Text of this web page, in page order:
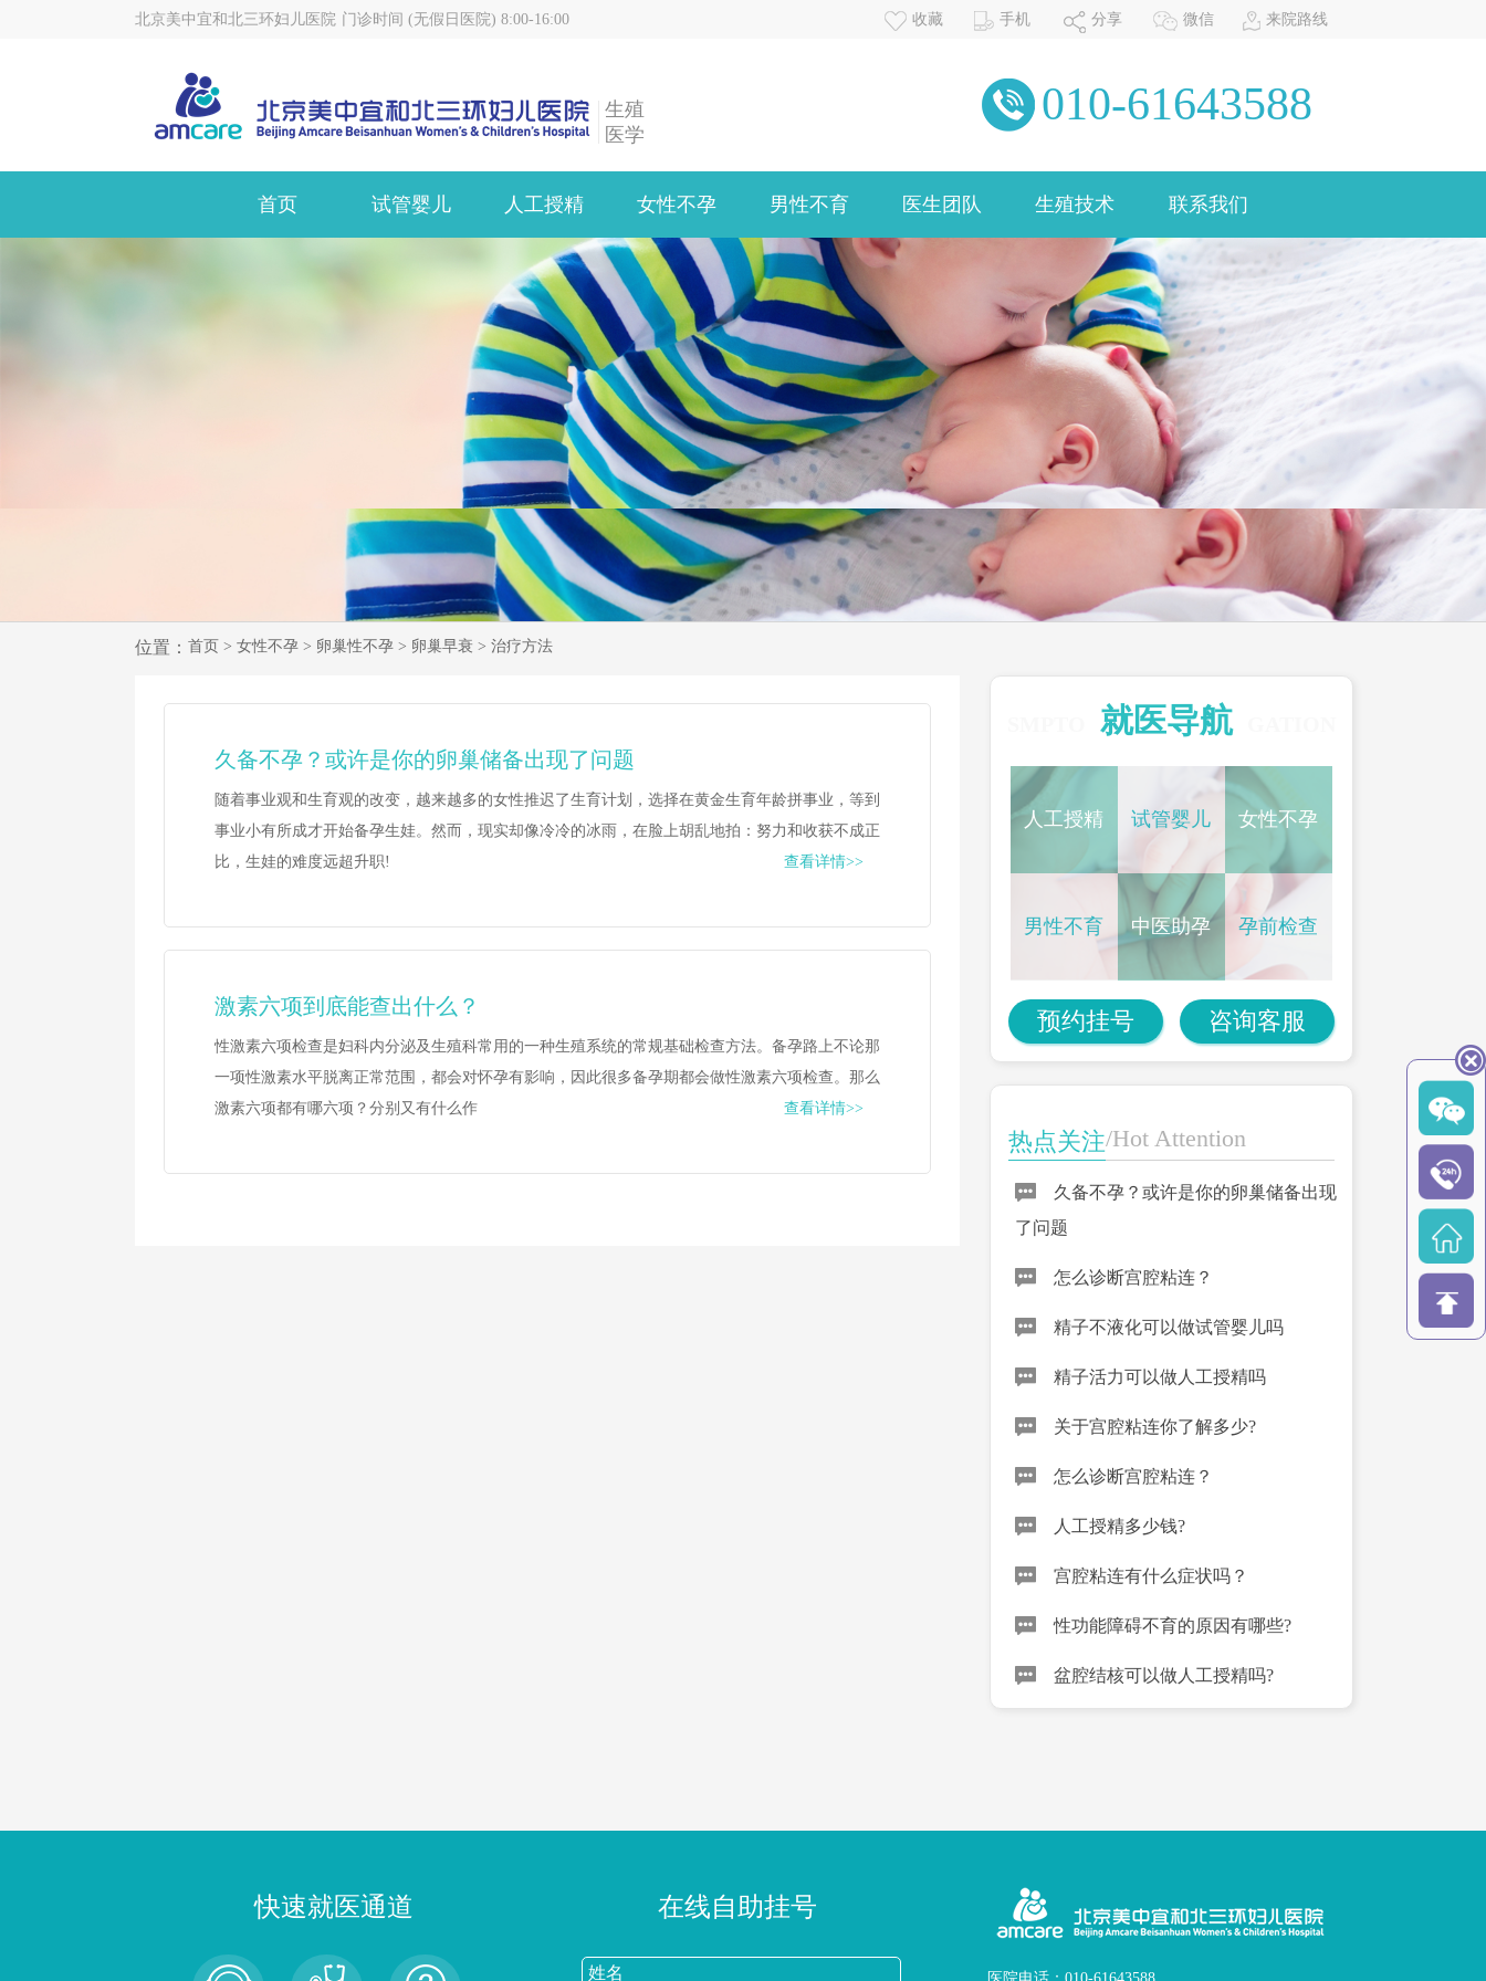
北京美中宜和北三环妇儿医院 门诊时间 (无假日医院) 8:00-16:00 收藏 手机 分享 微信 来院路线
生殖
医学
0 1 0-61643588
首页 试管婴儿 人工授精 女性不孕 男性不育 医生团队 生殖技术 联系我们
位置： 首页 > 女性不孕 > 卵巢性不孕 > 卵巢早衰 > 治疗方法
久备不孕？或许是你的卵巢储备出现了问题
随着事业观和生育观的改变，越来越多的女性推迟了生育计划，选择在黄金生育年龄拼事业，等到
事业小有所成才开始备孕生娃。然而，现实却像冷冷的冰雨，在脸上胡乱地拍：努力和收获不成正
比，生娃的难度远超升职!
查看详情>>
激素六项到底能查出什么？
性激素六项检查是妇科内分泌及生殖科常用的一种生殖系统的常规基础检查方法。备孕路上不论那
一项性激素水平脱离正常范围，都会对怀孕有影响，因此很多备孕期都会做性激素六项检查。那么
激素六项都有哪六项？分别又有什么作
查看详情>>
就医导航
人工授精 试管婴儿 女性不孕
男性不育 中医助孕 孕前检查
预约挂号 咨询客服
热点关注/Hot Attention
久备不孕？或许是你的卵巢储备出现
了问题
怎么诊断宫腔粘连？
精子不液化可以做试管婴儿吗
精子活力可以做人工授精吗
关于宫腔粘连你了解多少?
怎么诊断宫腔粘连？
人工授精多少钱?
宫腔粘连有什么症状吗？
性功能障碍不育的原因有哪些?
盆腔结核可以做人工授精吗?
快速就医通道 在线自助挂号